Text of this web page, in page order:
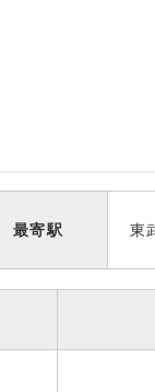
最寄駅 東